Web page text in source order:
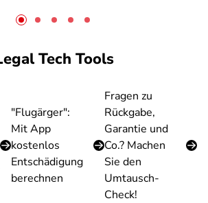
Tech Tools
"Flugärger":
Mit App
kostenlos
Entschädigung
berechnen
Fragen zu
Rückgabe,
Garantie und
Co.? Machen
Sie den
Umtausch-
Check!